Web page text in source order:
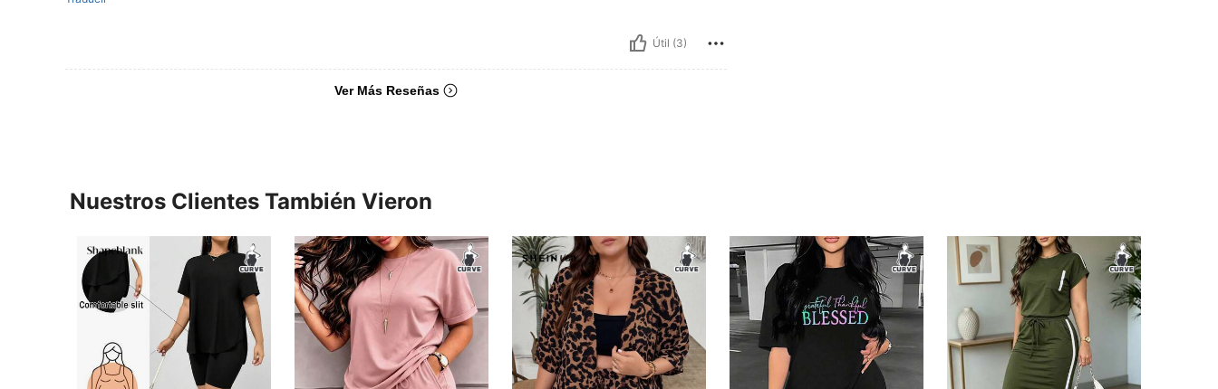
Útil (3)
Ver Más Reseñas
Nuestros Clientes También Vieron